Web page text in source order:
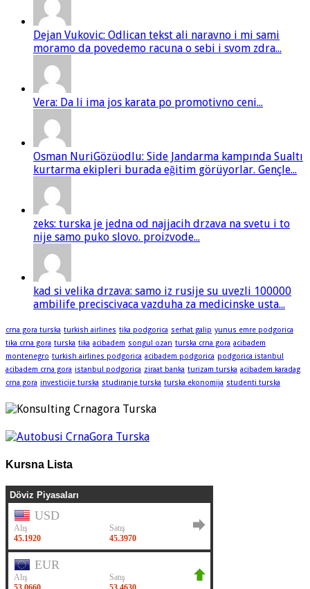
Dejan Vukovic: Odlican tekst ali naravno i mi sami
moramo da povedemo racuna o sebi i svom zdra...
Vera: Da li ima jos karata po promotivno ceni...
Osman NuriGözüodlu: Side Jandarma kampında Sualtı
kurtarma ekipleri burada eğitim görüyorlar. Gençle...
zeks: turska je jedna od najjacih drzava na svetu i to
nije samo puko slovo. proizvode...
kad si velika drzava: samo iz rusije su uvezli 100000
ambilife preciscivaca vazduha za medicinske usta...
crna gora turska turkish airlines tika podgorica serhat galip yunus emre podgorica
tika crna gora turska tika acibadem songul ozan turska crna gora acibadem
montenegro turkish airlines podgorica acibadem podgorica podgorica istanbul
acibadem crna gora istanbul podgorica ziraat banka turizam turska acibadem karadag
crna gora investicije turska studiranje turska turska ekonomija studenti turska
Kursna Lista